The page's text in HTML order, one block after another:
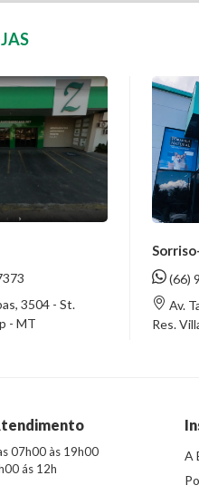
3504 - St.
- MT
(66)
Av.
Res.
07h00 às 19h00
ás 12h
A